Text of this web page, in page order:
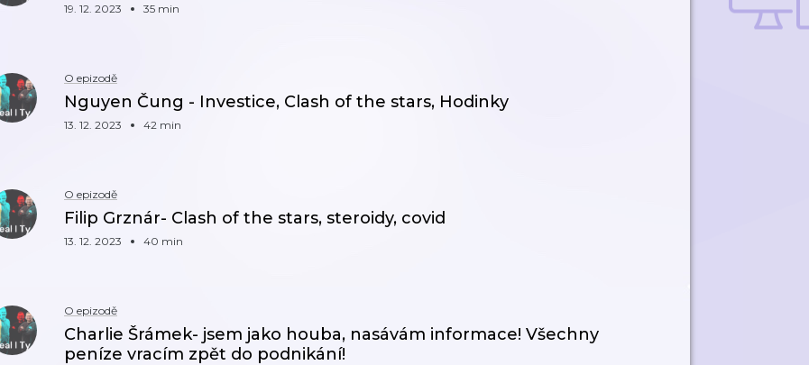
19. 12. 2023 35 min
O epizodě
Nguyen Čung - Investice, Clash of the stars, Hodinky
13. 12. 2023 42 min
O epizodě
Filip Grznár- Clash of the stars, steroidy, covid
13. 12. 2023 40 min
O epizodě
Charlie Šrámek- jsem jako houba, nasávám informace! Všechny
peníze vracím zpět do podnikání!